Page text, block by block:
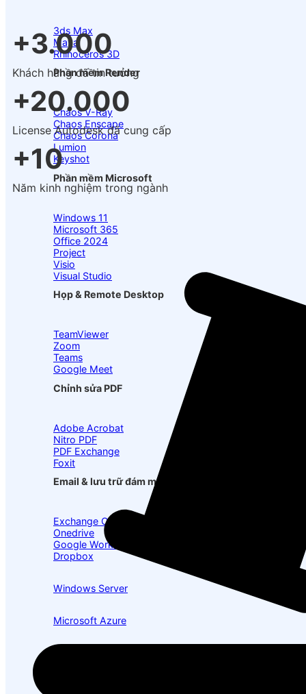
3ds Max
Maya
Rhinoceros 3D
Phần mềm Render
Chaos V-Ray
Chaos Enscape
Chaos Corona
Lumion
Keyshot
Phần mềm Microsoft
Windows 11
Microsoft 365
Office 2024
Project
Visio
Visual Studio
Họp & Remote Desktop
TeamViewer
Zoom
Teams
Google Meet
Chỉnh sửa PDF
Adobe Acrobat
Nitro PDF
PDF Exchange
Foxit
Email & lưu trữ đám mây
Exchange Online
Onedrive
Google Workspace
Dropbox
Windows Server
Microsoft Azure
+3.000
Khách hàng đã tin tưởng
+20.000
License Autodesk đã cung cấp
+10
Năm kinh nghiệm trong ngành